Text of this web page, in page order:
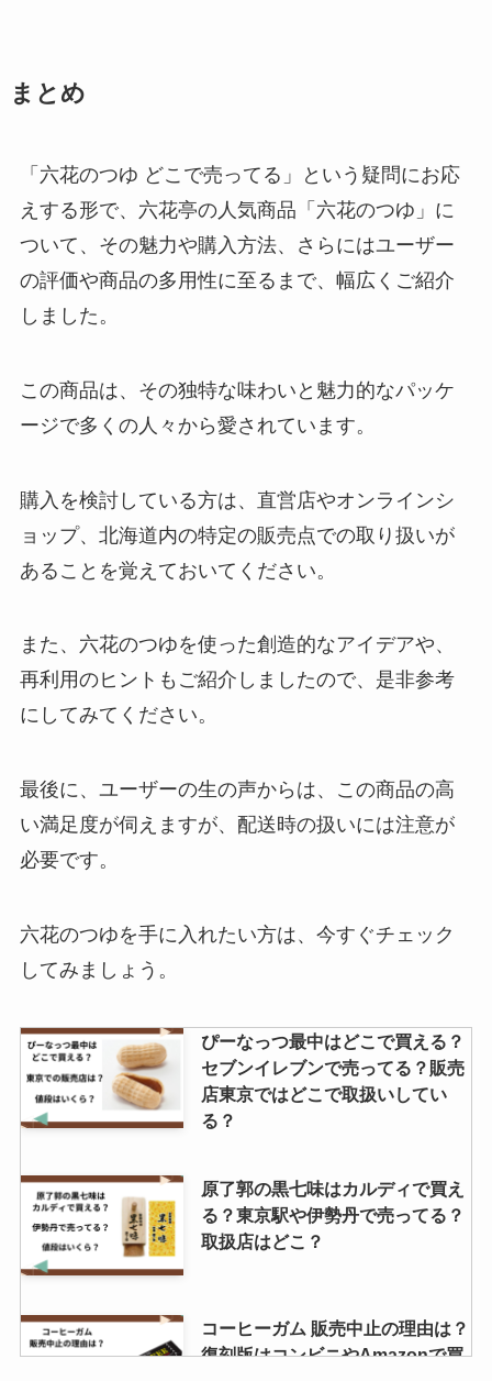
ミルカチョコはどこで売ってる？
カルディで買える？種類はなにが
ある？
くら？特徴とは？気になる糖度は
どれ位？
ビッグアイランドキャンディーズ
はコストコで売ってる？日本では
購入できる？通販での取り扱いを
調査！
ハートチップルはどこで買える？
ドンキで売ってる？販売終了の噂
生雪見だいふくどこで売ってる？
コンビニで買える？値段はいく
舟納豆 買える場所は？Amazonで
まとめ
「六花のつゆ どこで売ってる」という疑問にお応
えする形で、六花亭の人気商品「六花のつゆ」に
ついて、その魅力や購入方法、さらにはユーザー
の評価や商品の多用性に至るまで、幅広くご紹介
しました。
この商品は、その独特な味わいと魅力的なパッケ
ージで多くの人々から愛されています。
購入を検討している方は、直営店やオンラインシ
ョップ、北海道内の特定の販売点での取り扱いが
あることを覚えておいてください。
また、六花のつゆを使った創造的なアイデアや、
再利用のヒントもご紹介しましたので、是非参考
にしてみてください。
最後に、ユーザーの生の声からは、この商品の高
い満足度が伺えますが、配送時の扱いには注意が
必要です。
六花のつゆを手に入れたい方は、今すぐチェック
してみましょう。
ぴーなっつ最中はどこで買える？
セブンイレブンで売ってる？販売
店東京ではどこで取扱いしてい
る？
原了郭の黒七味はカルディで買え
る？東京駅や伊勢丹で売ってる？
取扱店はどこ？
コーヒーガム 販売中止の理由は？
復刻版はコンビニやAmazonで買